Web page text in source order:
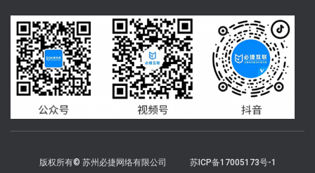
版权所有© 苏州必捷网络有限公司 苏ICP备17005173号-1